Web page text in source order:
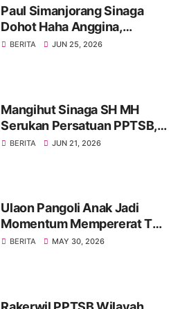
Paul Simanjorang Sinaga
Dohot Haha Anggina,
Singgah di Warung Makan
BERITA JUN 25, 2026
Mangihut Sinaga SH MH
Serukan Persatuan PPTSB,
Tetap Bersatu Dan Kuat
BERITA JUN 21, 2026
Ulaon Pangoli Anak Jadi
Momentum Mempererat Tali
Kekeluargaan Keluarga
BERITA MAY 30, 2026